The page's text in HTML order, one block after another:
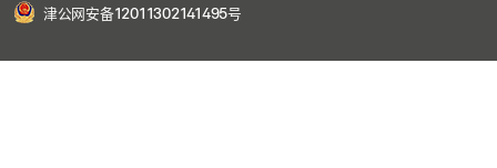
津公网安备12011302141495号